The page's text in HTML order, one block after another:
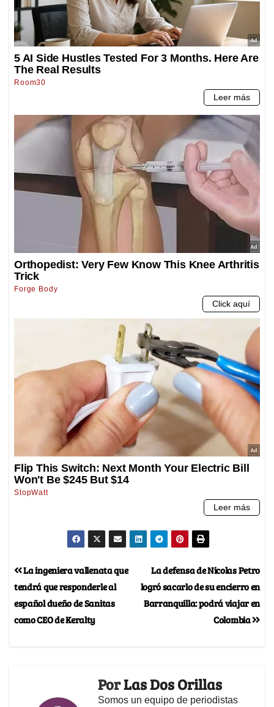
La defensa de Nicolas Petro
logró sacarlo de su encierro en
Barranquilla: podrá viajar en
Colombia
La ingeniera vallenata que
tendrá que responderle al
español dueño de Sanitas
como CEO de Keralty
PorLas Dos Orillas
Somos un equipo de periodistas